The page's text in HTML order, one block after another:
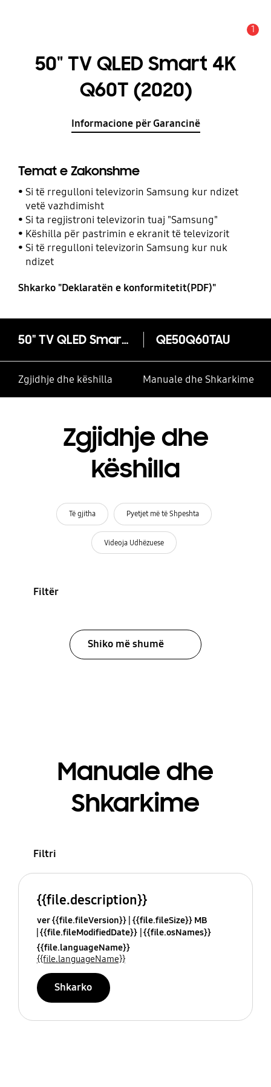
1
50" TV QLED Smart 4K
Q60T (2020)
Informacione për Garancinë
Temat e Zakonshme
Si të rregulloni televizorin Samsung kur ndizet
vetë vazhdimisht
Si ta regjistroni televizorin tuaj "Samsung"
Këshilla për pastrimin e ekranit të televizorit
Si të rregulloni televizorin Samsung kur nuk
ndizet
Shkarko "Deklaratën e konformitetit(PDF)"
50" TV QLED Smart 4K Q60T (2020) QE50Q60TAU
Zgjidhje dhe këshilla Manuale dhe Shkarkime
Zgjidhje dhe
këshilla
Të gjitha Pyetjet më të Shpeshta
Videoja Udhëzuese
Filtër
Shiko më shumë
Manuale dhe
Shkarkime
Filtri
{{file.description}}
ver {{file.fileVersion}} {{file.fileSize}} MB
{{file.fileModifiedDate}} {{file.osNames}}
{{file.languageName}}
{{file.languageName}}
Shkarko